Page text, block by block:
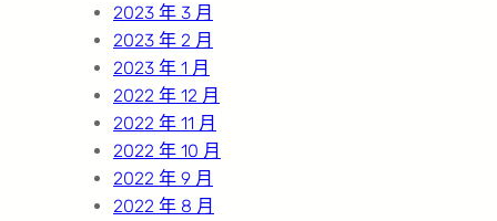
2023 年 3 月
2023 年 2 月
2023 年 1 月
2022 年 12 月
2022 年 11 月
2022 年 10 月
2022 年 9 月
2022 年 8 月